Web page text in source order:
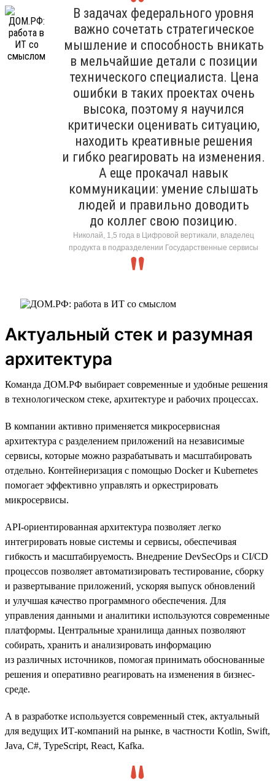
В задачах федерального уровня
важно сочетать стратегическое
мышление и способность вникать
в мельчайшие детали с позиции
технического специалиста. Цена
ошибки в таких проектах очень
высока, поэтому я научился
критически оценивать ситуацию,
находить креативные решения
и гибко реагировать на изменения.
А еще прокачал навык
коммуникации: умение слышать
людей и правильно доводить
до коллег свою позицию.
Николай, 1,5 года в Цифровой вертикали, владелец
продукта в подразделении Государственные сервисы
Актуальный стек и разумная
архитектура
Команда ДОМ.РФ выбирает современные и удобные решения
в технологическом стеке, архитектуре и рабочих процессах.
В компании активно применяется микросервисная
архитектура с разделением приложений на независимые
сервисы, которые можно разрабатывать и масштабировать
отдельно. Контейнеризация с помощью Docker и Kubernetes
помогает эффективно управлять и оркестрировать
микросервисы.
API-ориентированная архитектура позволяет легко
интегрировать новые системы и сервисы, обеспечивая
гибкость и масштабируемость. Внедрение DevSecOps и CI/CD
процессов позволяет автоматизировать тестирование, сборку
и развертывание приложений, ускоряя выпуск обновлений
и улучшая качество программного обеспечения. Для
управления данными и аналитики используются современные
платформы. Центральные хранилища данных позволяют
собирать, хранить и анализировать информацию
из различных источников, помогая принимать обоснованные
решения и оперативно реагировать на изменения в бизнес-
среде.
А в разработке используется современный стек, актуальный
для ведущих ИТ-компаний на рынке, в частности Kotlin, Swift,
Java, C#, TypeScript, React, Kafka.